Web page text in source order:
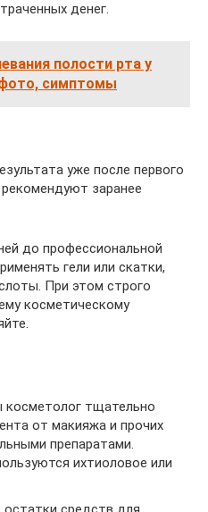
денег.
полости рта у
фото, симптомы
уже после первого
заранее
до профессиональной
гели или скатки,
При этом строго
косметическому
косметолог тщательно
от макияжа и прочих
препаратами.
ихтиоловое или